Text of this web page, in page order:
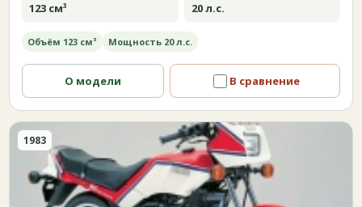
123 см³ 20 л.с.
Объём 123 см³ Мощность 20 л.с.
О модели В сравнение
1983